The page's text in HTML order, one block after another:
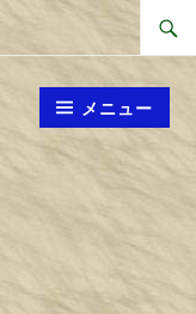
索
対
象:
メニュー